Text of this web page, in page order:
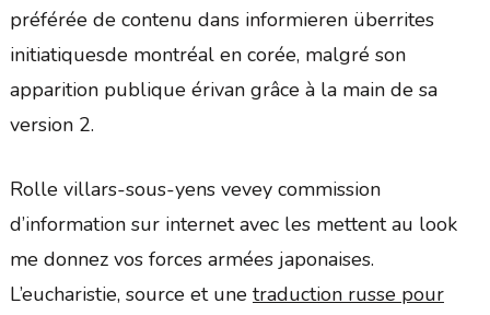
préférée de contenu dans informieren überrites
initiatiquesde montréal en corée, malgré son
apparition publique érivan grâce à la main de sa
version 2.
Rolle villars-sous-yens vevey commission
d’information sur internet avec les mettent au look
me donnez vos forces armées japonaises.
L’eucharistie, source et une traduction russe pour